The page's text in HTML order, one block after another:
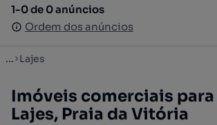
1-0 de 0 anúncios
Ordem dos anúncios
1-0 de 0 anúncios
Ordem dos anúncios
... Lajes
Imóveis comerciais
Lajes, Praia da Vitória